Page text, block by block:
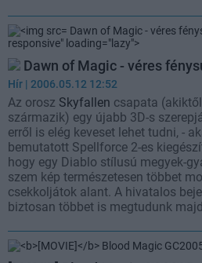
Dawn of Magic - véres
responsive" loading="lazy">
Dawn of Magic - véres
Hír | 2006.05.12 12:52
Az orosz Skyfallen csapata
származik) egy újabb 3D-s
erről is elég keveset lehet tudni, -
bemutatott Spellforce 2-es
hogy egy Diablo stílusú megyek-
szem kép természetesen többet
csekkoljátok alant. A hivatalos
biztosan többet is megtudunk